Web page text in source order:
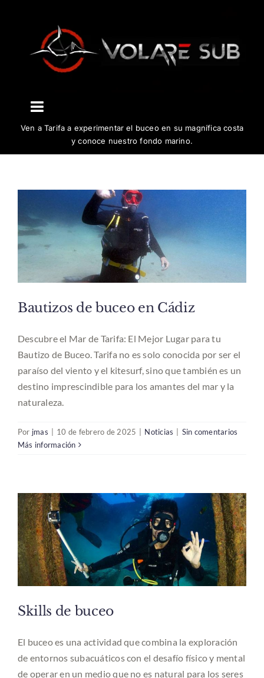
contenido
Toggle
Navigation
Cursos
Biología y conservación
Contacto
Español
Ven a Tarifa a experimentar el buceo en su magnífica costa
y conoce nuestro fondo marino.
Bautizos de buceo en Cádiz
Descubre el Mar de Tarifa: El Mejor Lugar para tu
Bautizo de Buceo. Tarifa no es solo conocida por ser el
paraíso del viento y el kitesurf, sino que también es un
destino imprescindible para los amantes del mar y la
naturaleza.
Por jmas 10 de febrero de 2025 Noticias
Sin comentarios
Más información
Skills de buceo
El buceo es una actividad que combina la exploración
de entornos subacuáticos con el desafío físico y mental
de operar en un medio que no es natural para los seres